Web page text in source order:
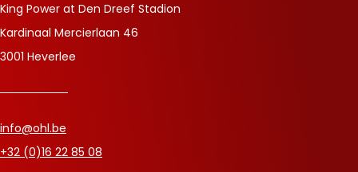
King Power at Den Dreef Stadion
Kardinaal Mercierlaan 46
3001 Heverlee
info@ohl.be
+32 (0)16 22 85 08